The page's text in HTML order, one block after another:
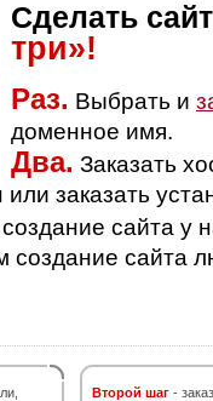
Сделать
три»!
Раз. Выбрать и
доменное имя.
Два. Заказать
заказать
создание сайта
создание сайта
Второй шаг -